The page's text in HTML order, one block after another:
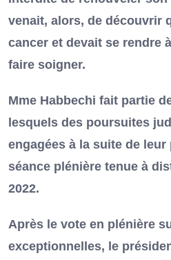
venait, alors, de découvrir
cancer et devait se rendre
faire soigner.
Mme Habbechi fait partie
lesquels des poursuites
engagées à la suite de
séance plénière tenue à
2022.
Après le vote en plénière
exceptionnelles, le